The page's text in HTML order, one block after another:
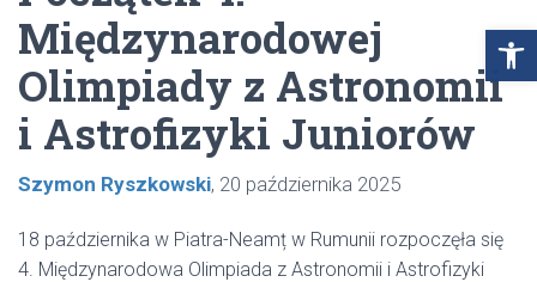
Open toolbar
N
Międzynarodowej
Olimpiady z Astronomii
i Astrofizyki Juniorów
Szymon Ryszkowski 20 października 2025
18 października w Piatra-Neamț w Rumunii rozpoczęła się
4. Międzynarodowa Olimpiada z Astronomii i Astrofizyki